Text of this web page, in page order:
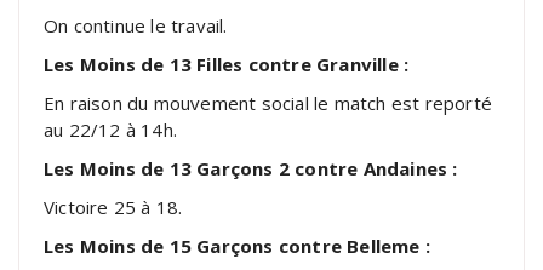
On continue le travail.
Les Moins de 13 Filles contre Granville :
En raison du mouvement social le match est reporté
au 22/12 à 14h.
Les Moins de 13 Garçons 2 contre Andaines :
Victoire 25 à 18.
Les Moins de 15 Garçons contre Belleme :